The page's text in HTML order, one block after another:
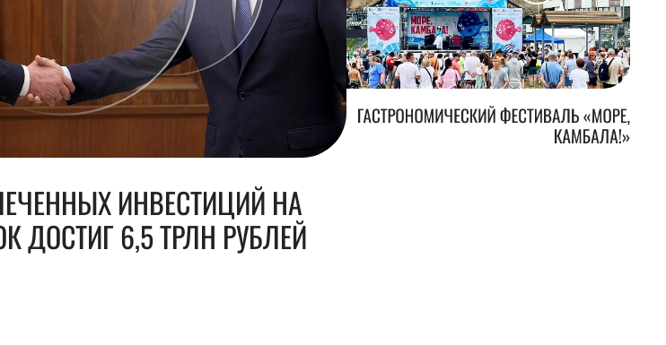
ИНВЕСТИЦИЙ НА
ДОСТИГ 6,5 ТРЛН РУБЛЕЙ
ГАСТРОНОМИЧЕСКИЙ ФЕСТИВАЛЬ «МОРЕ,
КАМБАЛА!»